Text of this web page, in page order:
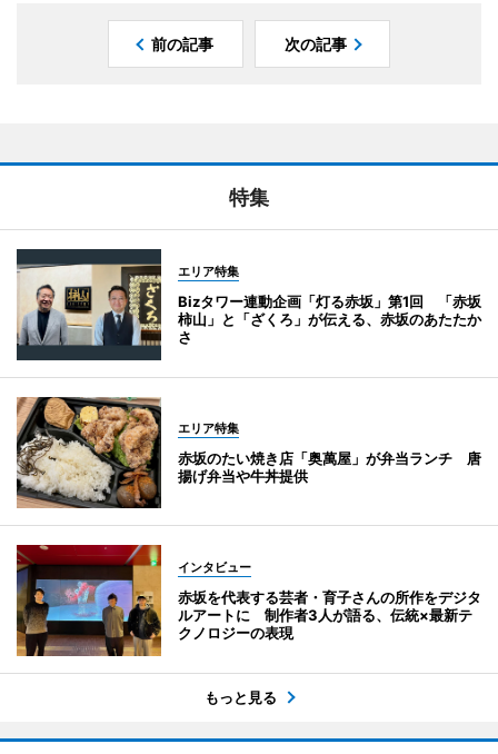
前の記事 次の記事
特集
エリア特集
Bizタワー連動企画「灯る赤坂」第1回 「赤坂
柿山」と「ざくろ」が伝える、赤坂のあたたか
さ
エリア特集
赤坂のたい焼き店「奥萬屋」が弁当ランチ 唐
揚げ弁当や牛丼提供
インタビュー
赤坂を代表する芸者・育子さんの所作をデジタ
ルアートに 制作者3人が語る、伝統×最新テ
クノロジーの表現
もっと見る